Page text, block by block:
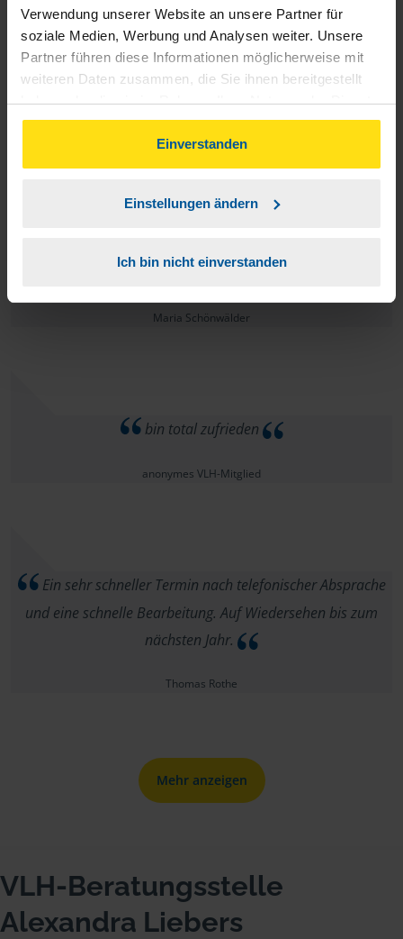
Verwendung unserer Website an unsere Partner für
soziale Medien, Werbung und Analysen weiter. Unsere
Partner führen diese Informationen möglicherweise mit
weiteren Daten zusammen, die Sie ihnen bereitgestellt
haben oder die sie im Rahmen Ihrer Nutzung der Dienste
gesammelt haben. Indem Sie auf Einverstanden klicken,
können Sie der Verwendung von Cookies, gemäß
unserer➔ Datenschutzrichtliniezustimmen.
Einverstanden
Einstellungen ändern
Ich bin nicht einverstanden
Danke, ich habe keinerlei Verbesserungsvorschläge..
anonymes VLH-Mitglied
empfehle sie sehr gern weiter.
Maria Schönwälder
bin total zufrieden
anonymes VLH-Mitglied
Ein sehr schneller Termin nach telefonischer Absprache
und eine schnelle Bearbeitung. Auf Wiedersehen bis zum
nächsten Jahr.
Thomas Rothe
Mehr anzeigen
VLH-Beratungsstelle
Alexandra Liebers